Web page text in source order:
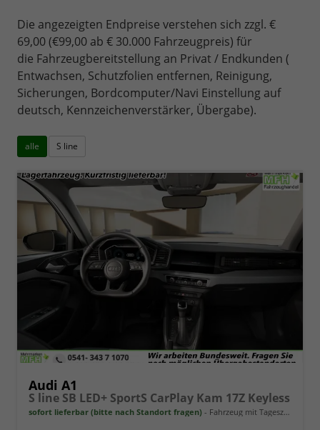
Die angezeigten Endpreise verstehen sich zzgl. €
69,00 (€99,00 ab € 30.000 Fahrzeugpreis) für
die Fahrzeugbereitstellung an Privat / Endkunden (
Entwachsen, Schutzfolien entfernen, Reinigung,
Sicherungen, Bordcomputer/Navi Einstellung auf
deutsch, Kennzeichenverstärker, Übergabe).
alle S line
Audi A1
S line SB LED+ SportS CarPlay Kam 17Z Keyless
sofort lieferbar (bitte nach Standort fragen) Fahrzeug mit Tageszulassung